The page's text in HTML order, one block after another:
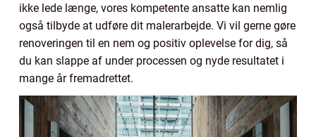
ikke lede længe, vores kompetente ansatte kan nemlig
også tilbyde at udføre dit malerarbejde. Vi vil gerne gøre
renoveringen til en nem og positiv oplevelse for dig, så
du kan slappe af under processen og nyde resultatet i
mange år fremadrettet.